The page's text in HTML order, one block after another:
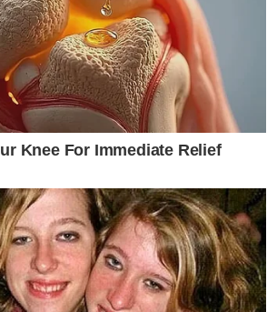
Knee For Immediate Relief